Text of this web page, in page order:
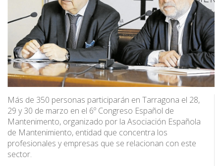
Más de 350 personas participarán en Tarragona el 28,
29 y 30 de marzo en el 6º Congreso Español de
Mantenimento, organizado por la Asociación Española
de Mantenimiento, entidad que concentra los
profesionales y empresas que se relacionan con este
sector.